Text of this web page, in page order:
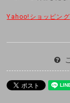
Yahoo!ショッピング